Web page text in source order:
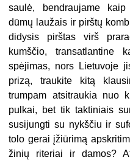
saulė, bendraujame
dūmų laužais ir pirštų
didysis pirštas virš
kumščio, transatlantine
spėjimas, nors Lietuvoje
prizą, traukite kitą
trumpam atsitraukia nuo
pulkai, bet tik taktiniais
susijungti su nykščiu ir
tolo gerai įžiūrimą
žinių riteriai ir damos?